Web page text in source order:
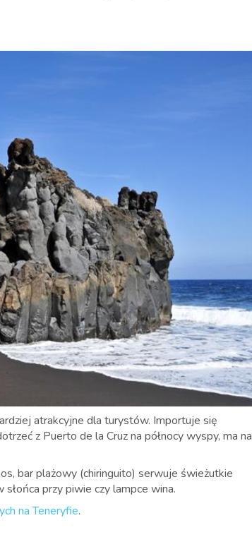
atrakcyjne dla turystów. Importuje się
z Puerto de la Cruz na północy wyspy, ma na
bar plażowy (chiringuito) serwuje świeżutkie
przy piwie czy lampce wina.
na Teneryfie.